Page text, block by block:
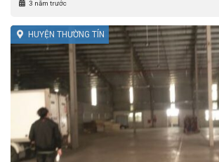
3 năm trước
HUYỆN THƯỜNG TÍN